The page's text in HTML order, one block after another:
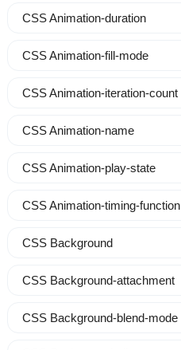
CSS Animation-duration
CSS Animation-fill-mode
CSS Animation-iteration-count
CSS Animation-name
CSS Animation-play-state
CSS Animation-timing-function
CSS Background
CSS Background-attachment
CSS Background-blend-mode